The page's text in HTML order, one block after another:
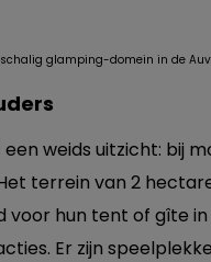
weids uitzicht: bij
terrein van 2
voor hun tent of gîte
Er zijn